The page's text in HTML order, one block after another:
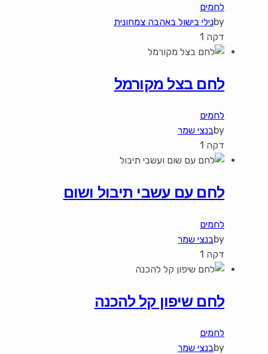
לחמים
byנילי בישול באהבה צמחונית
דקה 1
לחם בצל מקורמל
לחמים
byבנצי שמר
דקה 1
לחם עם עשבי תיבול ושום
לחמים
byבנצי שמר
דקה 1
לחם שיפון קל להכנה
לחמים
byבנצי שמר